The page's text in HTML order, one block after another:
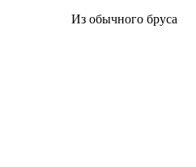
Из обычного бруса